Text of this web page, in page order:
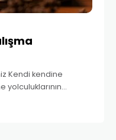
Kendi kendine
yolculuklarının
değerli bir